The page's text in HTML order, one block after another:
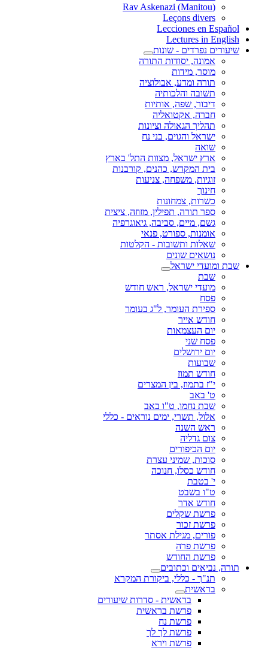
(Rav Askenazi (Manitou
Leçons divers
Lecciones en Español
Lectures in English
שיעורים נפרדים - שונות
אמונה, יסודות התורה
מוסר, מידות
תורה ומדע, אבולוציה
תשובה והלכותיה
דיבור, שפה, אותיות
חברה, אקטואליה
תהליך הגאולה וציונות
ישראל והגוים, בני נח
שואה
ארץ ישראל, מצוות התל' בארץ
בית המקדש, כהנים, קורבנות
זוגיות, משפחה, צניעות
חינוך
כשרות, צמחונות
ספר תורה, תפילין, מזוזה, ציצית
גשם, מיים, סביבה, גיאוגרפיה
אומנות, ספורט, פנאי
שאלות ותשובות - הקלטות
נושאים שונים
שבת ומועדי ישראל
שבת
מועדי ישראל, ראש חודש
פסח
ספירת העומר, ל"ג בעומר
חודש אייר
יום העצמאות
פסח שני
יום ירושלים
שבועות
חודש תמוז
י"ז בתמוז, בין המצרים
ט' באב
שבת נחמו, ט"ו באב
אלול, תשרי, ימים נוראים - כללי
ראש השנה
צום גדליה
יום הכיפורים
סוכות, שמיני עצרת
חודש כסלו, חנוכה
י' בטבת
ט"ו בשבט
חודש אדר
פרשת שקלים
פרשת זכור
פורים, מגילת אסתר
פרשת פרה
פרשת החודש
תורה, נביאים וכתובים
תנ"ך - כללי, ביקורת המקרא
בראשית
בראשית - סדרות שיעורים
פרשת בראשית
פרשת נח
פרשת לך לך
פרשת וירא